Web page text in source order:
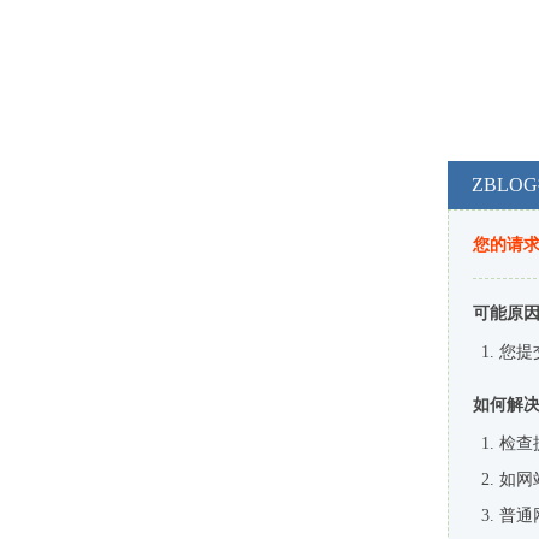
您的请
可能原
您提
如何解
检查
如网
普通